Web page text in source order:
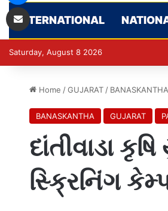
INTERNATIONAL
Saturday, August 8 2026
Home / GUJARAT / BANASKANTHA
BANASKANTHA GUJARAT
દાંતીવાડા
સ્ક્રિનિંગ